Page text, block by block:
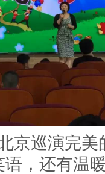
京巡演完美
，还有温